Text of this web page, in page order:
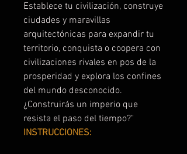
Establece tu civilización, construye
ciudades y maravillas
arquitectónicas para expandir tu
territorio, conquista o coopera con
civilizaciones rivales en pos de la
prosperidad y explora los confines
del mundo desconocido.
¿Construirás un imperio que
resista el paso del tiempo?"
INSTRUCCIONES: